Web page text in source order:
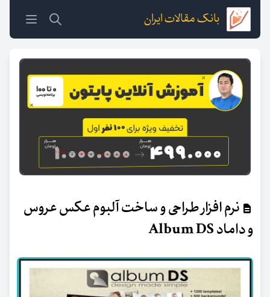
بانک مقالات ایران
نرم افزار طراحی و ساخت آلبوم عکس عروس
و داماد Album DS